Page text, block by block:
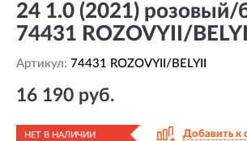
24 1.0 (2021) розовый/
74431 ROZOVYII/BELYII
Артикул: 74431 ROZOVYII/BELYII
16 190 руб.
НЕТ В НАЛИЧИИ Добавить к